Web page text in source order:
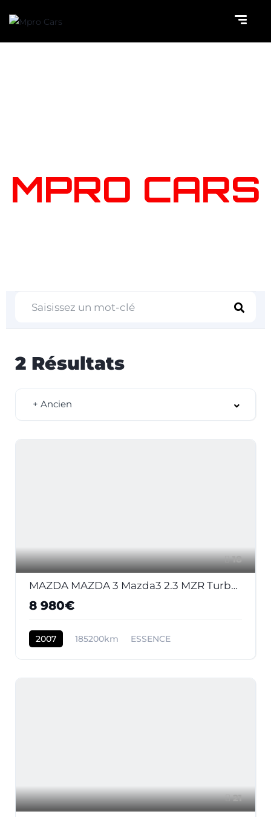
MPRO CARS
2 Résultats
+ Ancien
18
MAZDA MAZDA 3 Mazda3 2.3 MZR Turbo 2003 BERLINE MPS PHASE 2
8 980€
2007 185200km ESSENCE
21